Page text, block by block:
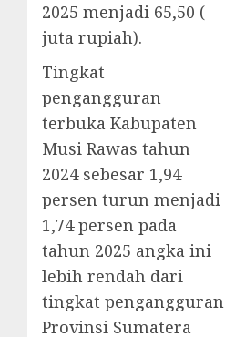
2025 menjadi 65,50 (
juta rupiah).
Tingkat
pengangguran
terbuka Kabupaten
Musi Rawas tahun
2024 sebesar 1,94
persen turun menjadi
1,74 persen pada
tahun 2025 angka ini
lebih rendah dari
tingkat pengangguran
Provinsi Sumatera